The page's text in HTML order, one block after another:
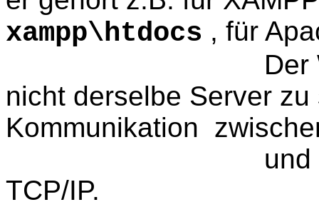
xampp\htdocs , für
Der
nicht derselbe Server
Kommunikation
und
TCP/IP.